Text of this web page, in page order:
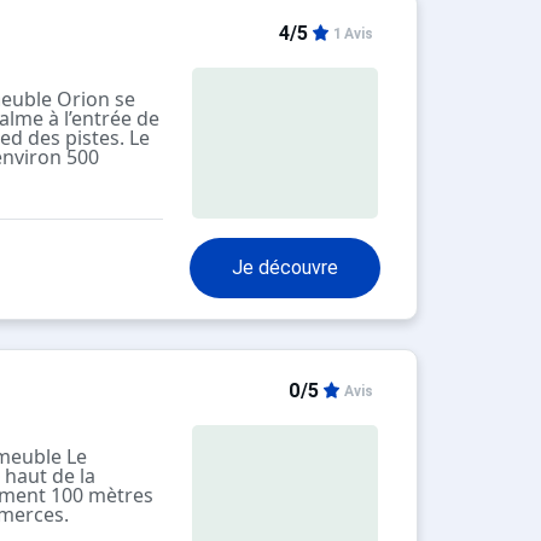
4/5 1 Avis
Orion se
à l’entrée de
des pistes. Le
500
grâce à
19 étages avec
et dont
Je découvre
0/5 Avis
Le
de la
100 mètres
de 11 étages